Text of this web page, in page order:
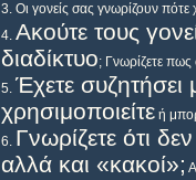
Οι γονείς σας γνωρίζουν πότε
Ακούτε τους
διαδίκτυο; Γνωρίζετε πως
Έχετε συζητήσει
χρησιμοποιείτε ή
Γνωρίζετε ότι
αλλά και «κακοί»;